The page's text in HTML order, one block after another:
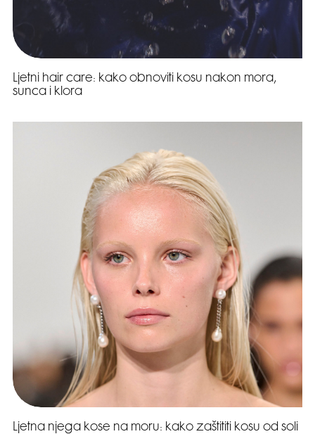
Ljetni hair care: kako obnoviti kosu nakon mora,
sunca i klora
Ljetna njega kose na moru: kako zaštititi kosu od soli